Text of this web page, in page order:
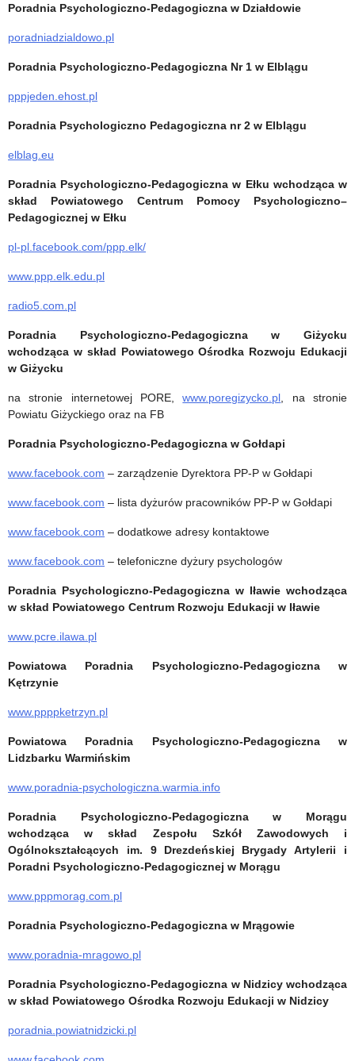
Poradnia Psychologiczno-Pedagogiczna w Działdowie
poradniadzialdowo.pl
Poradnia Psychologiczno-Pedagogiczna Nr 1 w Elblągu
pppjeden.ehost.pl
Poradnia Psychologiczno Pedagogiczna nr 2 w Elblągu
elblag.eu
Poradnia Psychologiczno-Pedagogiczna w Ełku wchodząca w
skład Powiatowego Centrum Pomocy Psychologiczno–
Pedagogicznej w Ełku
pl-pl.facebook.com/ppp.elk/
www.ppp.elk.edu.pl
radio5.com.pl
Poradnia Psychologiczno-Pedagogiczna w Giżycku
wchodząca w skład Powiatowego Ośrodka Rozwoju Edukacji
w Giżycku
na stronie internetowej PORE,www.poregizycko.pl, na stronie
Powiatu Giżyckiego oraz na FB
Poradnia Psychologiczno-Pedagogiczna w Gołdapi
www.facebook.com – zarządzenie Dyrektora PP-P w Gołdapi
www.facebook.com – lista dyżurów pracowników PP-P w Gołdapi
www.facebook.com – dodatkowe adresy kontaktowe
www.facebook.com – telefoniczne dyżury psychologów
Poradnia Psychologiczno-Pedagogiczna w Iławie wchodząca
w skład Powiatowego Centrum Rozwoju Edukacji w Iławie
www.pcre.ilawa.pl
Powiatowa Poradnia Psychologiczno-Pedagogiczna w
Kętrzynie
www.ppppketrzyn.pl
Powiatowa Poradnia Psychologiczno-Pedagogiczna w
Lidzbarku Warmińskim
www.poradnia-psychologiczna.warmia.info
Poradnia Psychologiczno-Pedagogiczna w Morągu
wchodząca w skład Zespołu Szkół Zawodowych i
Ogólnokształcących im. 9 Drezdeńskiej Brygady Artylerii i
Poradni Psychologiczno-Pedagogicznej w Morągu
www.pppmorag.com.pl
Poradnia Psychologiczno-Pedagogiczna w Mrągowie
www.poradnia-mragowo.pl
Poradnia Psychologiczno-Pedagogiczna w Nidzicy wchodząca
w skład Powiatowego Ośrodka Rozwoju Edukacji w Nidzicy
poradnia.powiatnidzicki.pl